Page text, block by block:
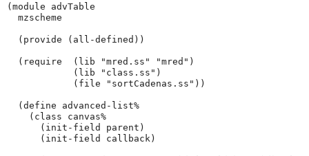
(module advTable
  mzscheme
  (provide (all-defined))
  (require  (lib "mred.ss" "mred")
            (lib "class.ss")
            (file "sortCadenas.ss"))
  (define advanced-list%
    (class canvas%
      (init-field parent)
      (init-field callback)